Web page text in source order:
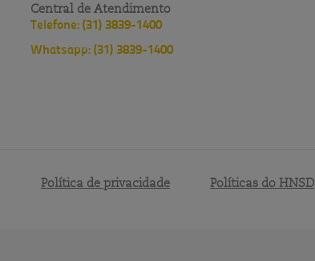
Central de Atendimento
Telefone: (31) 3839-1400
Whatsapp: (31) 3839-1400
Política de privacidade Políticas do HNSD